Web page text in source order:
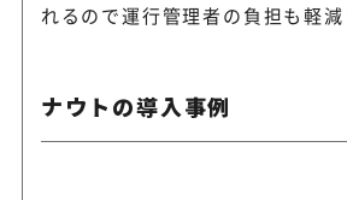
れるので運行管理者の負担も軽減
ナウトの導入事例